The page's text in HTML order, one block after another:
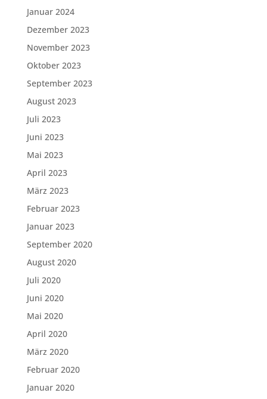
Januar 2024
Dezember 2023
November 2023
Oktober 2023
September 2023
August 2023
Juli 2023
Juni 2023
Mai 2023
April 2023
März 2023
Februar 2023
Januar 2023
September 2020
August 2020
Juli 2020
Juni 2020
Mai 2020
April 2020
März 2020
Februar 2020
Januar 2020